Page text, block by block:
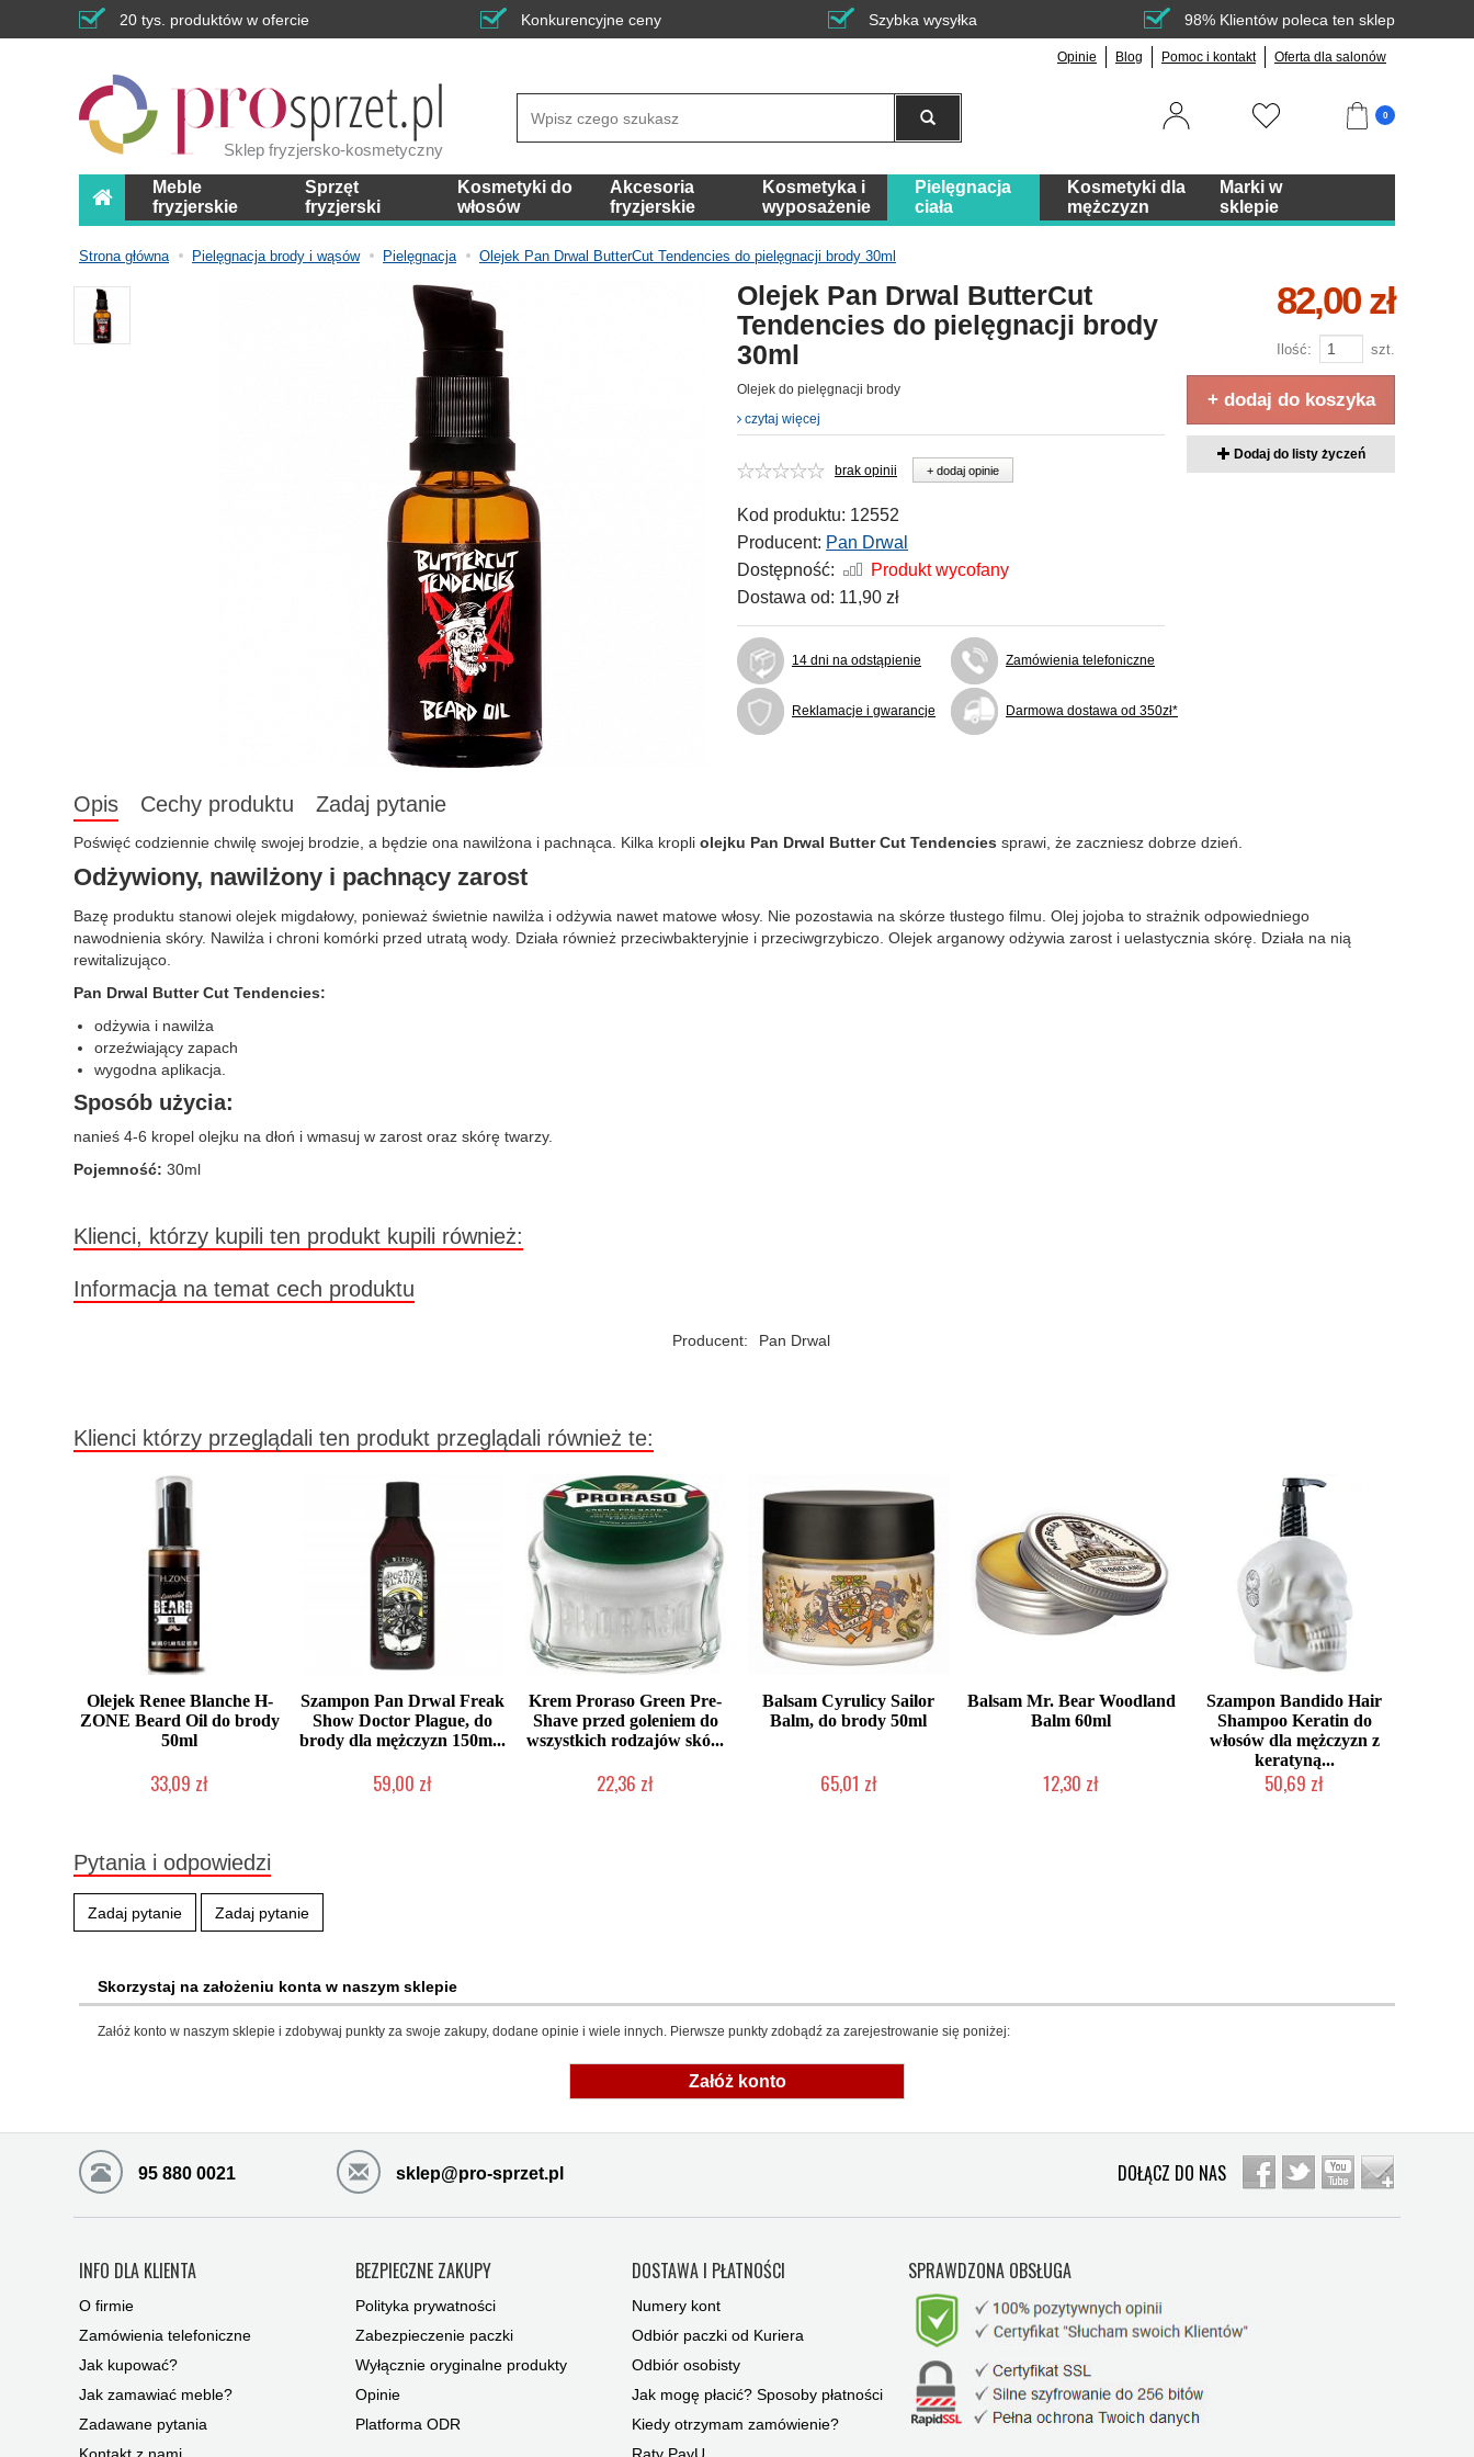
20 tys. produktów w ofercie Konkurencyjne ceny Szybka wysyłka 98% Klientów poleca ten sklep
Opinie Blog Pomoc i kontakt Oferta dla salonów
Sklep fryzjersko-kosmetyczny
0
Meble
fryzjerskie
Sprzęt
fryzjerski
Kosmetyki do
włosów
Akcesoria
fryzjerskie
Kosmetyka i
wyposażenie
Pielęgnacja
ciała
Kosmetyki dla
mężczyzn
Marki w
sklepie
Strona główna Pielęgnacja brody i wąsów Pielęgnacja Olejek Pan Drwal ButterCut Tendencies do pielęgnacji brody 30ml
Olejek Pan Drwal ButterCut
Tendencies do pielęgnacji brody
30ml
Olejek do pielęgnacji brody
czytaj więcej
brak opinii + dodaj opinie
Kod produktu: 12552
Producent: Pan Drwal
Dostępność:
Produkt wycofany
Dostawa od: 11,90 zł
14 dni na odstąpienie Zamówienia telefoniczne
Reklamacje i gwarancje Darmowa dostawa od 350zł*
82,00 zł
Ilość: szt.
+ dodaj do koszyka
Dodaj do listy życzeń
Opis Cechy produktu Zadaj pytanie
Poświęć codziennie chwilę swojej brodzie, a będzie ona nawilżona i pachnąca. Kilka kropli olejku Pan Drwal Butter Cut Tendencies sprawi, że zaczniesz dobrze dzień.
Odżywiony, nawilżony i pachnący zarost
Bazę produktu stanowi olejek migdałowy, ponieważ świetnie nawilża i odżywia nawet matowe włosy. Nie pozostawia na skórze tłustego filmu. Olej jojoba to strażnik odpowiedniego
nawodnienia skóry. Nawilża i chroni komórki przed utratą wody. Działa również przeciwbakteryjnie i przeciwgrzybiczo. Olejek arganowy odżywia zarost i uelastycznia skórę. Działa na nią
rewitalizująco.
Pan Drwal Butter Cut Tendencies:
odżywia i nawilża
orzeźwiający zapach
wygodna aplikacja.
Sposób użycia:
nanieś 4-6 kropel olejku na dłoń i wmasuj w zarost oraz skórę twarzy.
Pojemność: 30ml
Klienci, którzy kupili ten produkt kupili również:
Informacja na temat cech produktu
Producent: Pan Drwal
Klienci którzy przeglądali ten produkt przeglądali również te:
Olejek Renee Blanche H-
ZONE Beard Oil do brody
50ml
33,09 zł
Szampon Pan Drwal Freak
Show Doctor Plague, do
brody dla mężczyzn 150m...
59,00 zł
Krem Proraso Green Pre-
Shave przed goleniem do
wszystkich rodzajów skó...
22,36 zł
Balsam Cyrulicy Sailor
Balm, do brody 50ml
65,01 zł
Balsam Mr. Bear Woodland
Balm 60ml
12,30 zł
Szampon Bandido Hair
Shampoo Keratin do
włosów dla mężczyzn z
keratyną...
50,69 zł
Pytania i odpowiedzi
Zadaj pytanie Zadaj pytanie
Skorzystaj na założeniu konta w naszym sklepie
Załóż konto w naszym sklepie i zdobywaj punkty za swoje zakupy, dodane opinie i wiele innych. Pierwsze punkty zdobądź za zarejestrowanie się poniżej:
Załóż konto
95 880 0021 sklep@pro-sprzet.pl DOŁĄCZ DO NAS
INFO DLA KLIENTA
O firmie
Zamówienia telefoniczne
Jak kupować?
Jak zamawiać meble?
Zadawane pytania
BEZPIECZNE ZAKUPY
Polityka prywatności
Zabezpieczenie paczki
Wyłącznie oryginalne produkty
Opinie
Platforma ODR
DOSTAWA I PŁATNOŚCI
Numery kont
Odbiór paczki od Kuriera
Odbiór osobisty
Jak mogę płacić? Sposoby płatności
Kiedy otrzymam zamówienie?
SPRAWDZONA OBSŁUGA